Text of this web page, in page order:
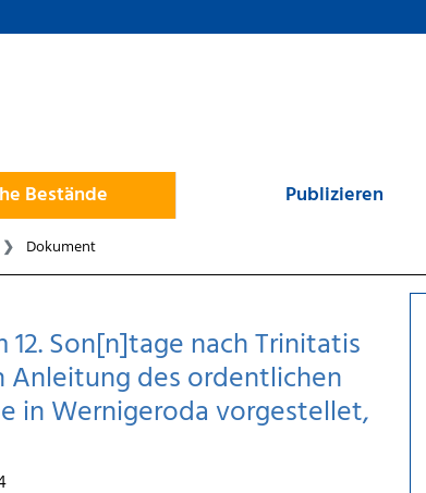
Bestände Publizieren
Dokument
12. Son[n]tage nach Trinitatis
Anleitung des ordentlichen
in Wernigeroda vorgestellet,